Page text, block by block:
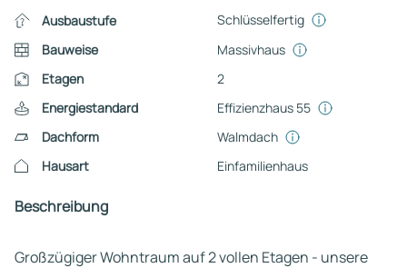
Ausbaustufe
Schlüsselfertig
Bauweise
Massivhaus
Etagen
2
Energiestandard
Effizienzhaus 55
Dachform
Walmdach
Hausart
Einfamilienhaus
Beschreibung
Großzügiger Wohntraum auf 2 vollen Etagen - unsere